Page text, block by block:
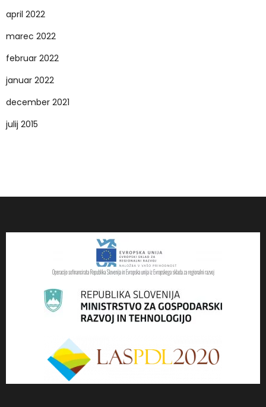
april 2022
marec 2022
februar 2022
januar 2022
december 2021
julij 2015